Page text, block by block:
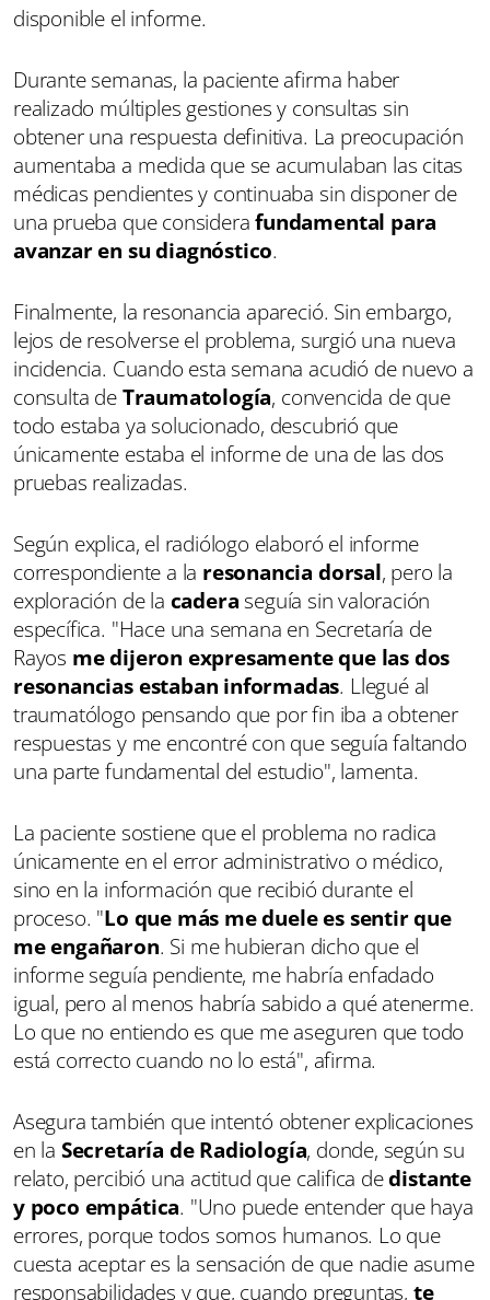
disponible el informe.
Durante semanas, la paciente afirma haber
realizado múltiples gestiones y consultas sin
obtener una respuesta definitiva. La preocupación
aumentaba a medida que se acumulaban las citas
médicas pendientes y continuaba sin disponer de
una prueba que considerafundamental para
avanzar en su diagnóstico.
Finalmente, la resonancia apareció. Sin embargo,
lejos de resolverse el problema, surgió una nueva
incidencia. Cuando esta semana acudió de nuevo a
consulta deTraumatología, convencida de que
todo estaba ya solucionado, descubrió que
únicamente estaba el informe de una de las dos
pruebas realizadas.
Según explica, el radiólogo elaboró el informe
correspondiente a la resonancia dorsal, pero la
exploración de la cadera seguía sin valoración
específica. "Hace una semana en Secretaría de
Rayos me dijeron expresamente que las dos
resonancias estaban informadas. Llegué al
traumatólogo pensando que por fin iba a obtener
respuestas y me encontré con que seguía faltando
una parte fundamental del estudio", lamenta.
La paciente sostiene que el problema no radica
únicamente en el error administrativo o médico,
sino en la información que recibió durante el
proceso. "Lo que más me duele es sentir que
me engañaron. Si me hubieran dicho que el
informe seguía pendiente, me habría enfadado
igual, pero al menos habría sabido a qué atenerme.
Lo que no entiendo es que me aseguren que todo
está correcto cuando no lo está", afirma.
Asegura también que intentó obtener explicaciones
en la Secretaría de Radiología, donde, según su
relato, percibió una actitud que califica dedistante
y poco empática. "Uno puede entender que haya
errores, porque todos somos humanos. Lo que
cuesta aceptar es la sensación de que nadie asume
responsabilidades y que, cuando preguntas, te